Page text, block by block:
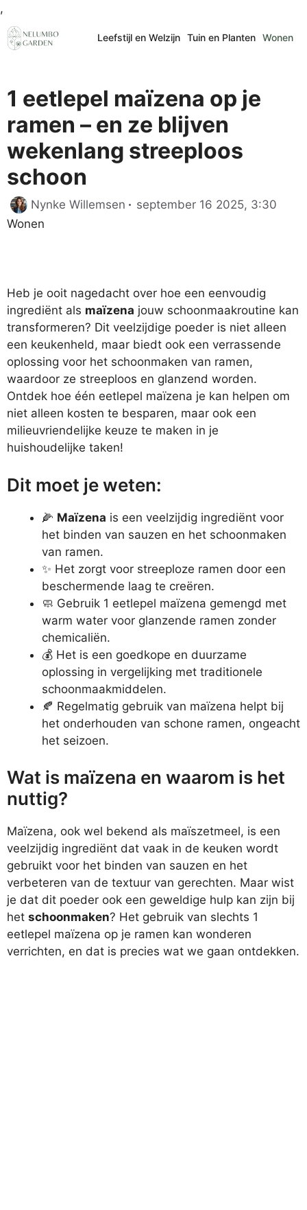
,
naar
de
Leefstijl en Welzijn Tuin en Planten Wonen
1 eetlepel maïzena op je
ramen – en ze blijven
wekenlang streeploos
schoon
Nynke Willemsen september 16 2025, 3:30
Wonen
Heb je ooit nagedacht over hoe een eenvoudig
ingrediënt als maïzena jouw schoonmaakroutine kan
transformeren? Dit veelzijdige poeder is niet alleen
een keukenheld, maar biedt ook een verrassende
oplossing voor het schoonmaken van ramen,
waardoor ze streeploos en glanzend worden.
Ontdek hoe één eetlepel maïzena je kan helpen om
niet alleen kosten te besparen, maar ook een
milieuvriendelijke keuze te maken in je
huishoudelijke taken!
Dit moet je weten:
🌽 Maïzena is een veelzijdig ingrediënt voor
het binden van sauzen en het schoonmaken
van ramen.
✨ Het zorgt voor streeploze ramen door een
beschermende laag te creëren.
🧼 Gebruik 1 eetlepel maïzena gemengd met
warm water voor glanzende ramen zonder
chemicaliën.
💰 Het is een goedkope en duurzame
oplossing in vergelijking met traditionele
schoonmaakmiddelen.
🍂 Regelmatig gebruik van maïzena helpt bij
het onderhouden van schone ramen, ongeacht
het seizoen.
Wat is maïzena en waarom is het
nuttig?
Maïzena, ook wel bekend als maïszetmeel, is een
veelzijdig ingrediënt dat vaak in de keuken wordt
gebruikt voor het binden van sauzen en het
verbeteren van de textuur van gerechten. Maar wist
je dat dit poeder ook een geweldige hulp kan zijn bij
het schoonmaken? Het gebruik van slechts 1
eetlepel maïzena op je ramen kan wonderen
verrichten, en dat is precies wat we gaan ontdekken.